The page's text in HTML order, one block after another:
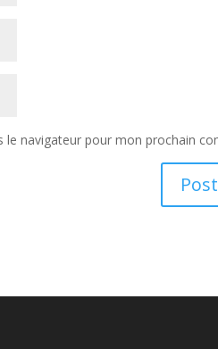
navigateur pour mon prochain